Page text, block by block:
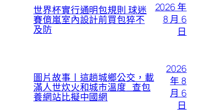
世界杯實行通明包規則 球迷
賽億嵐室內設計前買包猝不
及防
2026 年
8 月 6
日
圖片故事丨這趟城鄉公交，載
滿人世炊火和城市溫度_查包
養網站比擬中國網
2026
年 8
月 6
日